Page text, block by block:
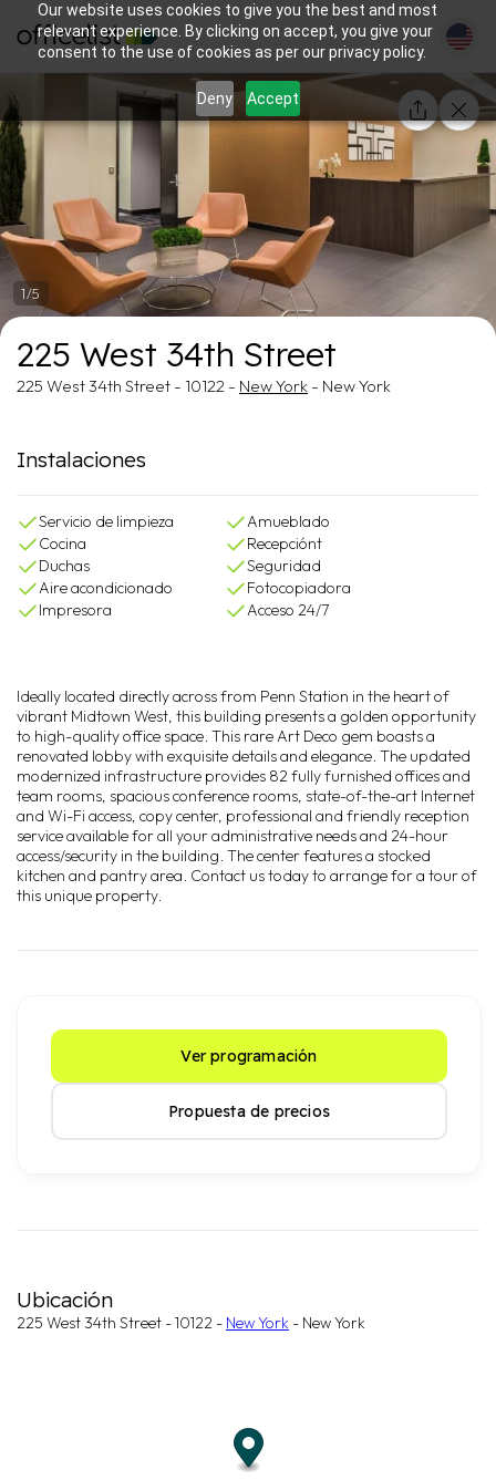
Our website uses cookies to give you the best and most
relevant experience. By clicking on accept, you give your
consent to the use of cookies as per our privacy policy.
Deny Accept
1/5
225 West 34th Street
225 West 34th Street - 10122 - New York - New York
Instalaciones
Servicio de limpieza
Amueblado
Cocina
Recepciónt
Duchas
Seguridad
Aire acondicionado
Fotocopiadora
Impresora
Acceso 24/7
Ideally located directly across from Penn Station in the heart of
vibrant Midtown West, this building presents a golden opportunity
to high-quality office space. This rare Art Deco gem boasts a
renovated lobby with exquisite details and elegance. The updated
modernized infrastructure provides 82 fully furnished offices and
team rooms, spacious conference rooms, state-of-the-art Internet
and Wi-Fi access, copy center, professional and friendly reception
service available for all your administrative needs and 24-hour
access/security in the building. The center features a stocked
kitchen and pantry area. Contact us today to arrange for a tour of
this unique property.
Ver programación
Propuesta de precios
Ubicación
225 West 34th Street - 10122 - New York - New York